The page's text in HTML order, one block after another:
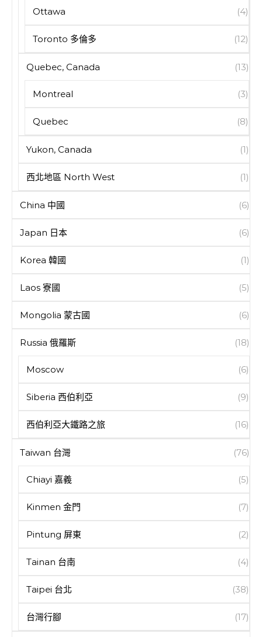
Ottawa (4)
Toronto 多倫多 (12)
Quebec, Canada (13)
Montreal (3)
Quebec (8)
Yukon, Canada (1)
西北地區 North West (1)
China 中國 (6)
Japan 日本 (6)
Korea 韓國 (1)
Laos 寮國 (5)
Mongolia 蒙古國 (6)
Russia 俄羅斯 (18)
Moscow (6)
Siberia 西伯利亞 (9)
西伯利亞大鐵路之旅 (16)
Taiwan 台灣 (76)
Chiayi 嘉義 (5)
Kinmen 金門 (7)
Pintung 屏東 (2)
Tainan 台南 (4)
Taipei 台北 (38)
台灣行腳 (17)